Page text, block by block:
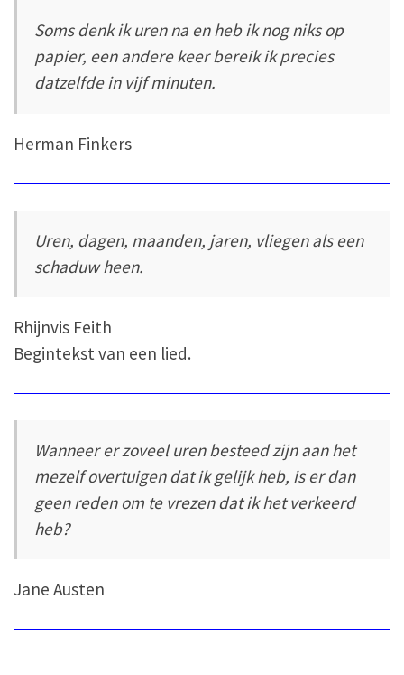
Soms denk ik uren na en heb ik nog niks op
papier, een andere keer bereik ik precies
datzelfde in vijf minuten.
Herman Finkers
Uren, dagen, maanden, jaren, vliegen als een
schaduw heen.
Rhijnvis Feith
Begintekst van een lied.
Wanneer er zoveel uren besteed zijn aan het
mezelf overtuigen dat ik gelijk heb, is er dan
geen reden om te vrezen dat ik het verkeerd
heb?
Jane Austen